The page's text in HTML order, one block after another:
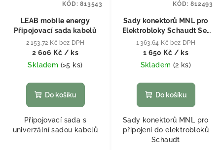
LEAB mobile energy
Připojovací sada kabelů
2 153,72 Kč bez DPH
2 606 Kč / ks
Skladem (>5 ks)
Do košíku
Připojovací sada s
univerzální sadou kabelů
KÓD:813543
Sady konektorů MNL pro
Elektrobloky Schaudt Set
Molex Minifit 2+3+4
1 363,64 Kč bez DPH
1 650 Kč / ks
Skladem (2 ks)
Do košíku
Sady konektorů MNL pro
připojení do elektrobloků
Schaudt
KÓD:812493